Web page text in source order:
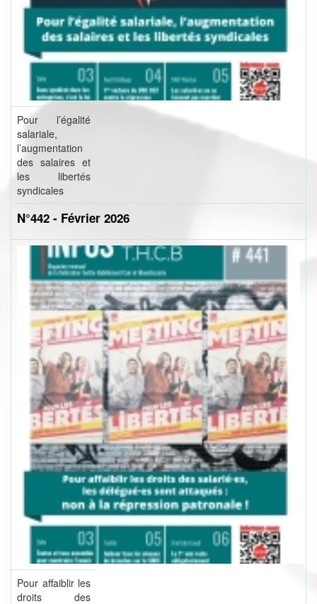
Pour l’égalité
salariale,
l’augmentation
des salaires et
les libertés
syndicales
N°442 - Février 2026
Pour affaiblir les
droits des